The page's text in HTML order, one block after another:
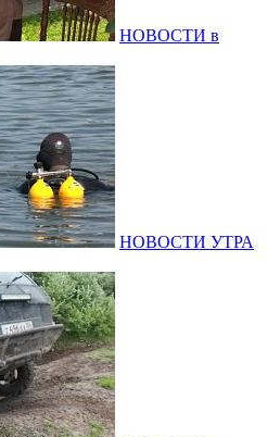
НОВОСТИ в
НОВОСТИ УТРА